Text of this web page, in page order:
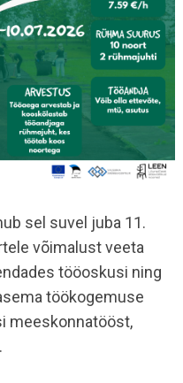
sel suvel juba 11.
võimalust veeta
tööoskusi ning
töökogemuse
meeskonnatööst,